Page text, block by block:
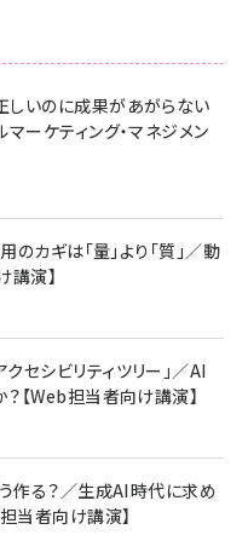
06/24号 No.2500増刊
ン[王道エンタメの矜持／
07/08号 No.2502[2026
１億貯めた株式投資
る ルールのデザイン
をもっと見る
ルム iPhone 17 用 保護フィ
Phone17 (6.3インチ) 対応
/アクティブノイズキャンセリ
ク
いケーブル 240W 結束バン
シリコン素材採用 iPhone
iPad Pro MacBook
ミッドナイトブラック)
ド - Amazonロゴ - クラ
Flow USB-C & USB-C
ミッドナイトブラック)
ラベル 350ml 缶 24本 ビー
募〆切! 黒ラベルビヤセラー
しいのに成果があがらない
ーケティング・マネジメン
カギは「量」より「質」／動
講演】
セシビリティツリー」／AI
【Web担当者向け講演】
作る？／生成AI時代に求め
当者向け講演】